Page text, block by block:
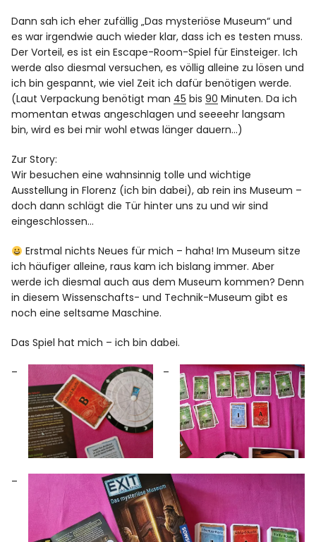
Dann sah ich eher zufällig „Das mysteriöse Museum“ und
es war irgendwie auch wieder klar, dass ich es testen muss.
Der Vorteil, es ist ein Escape-Room-Spiel für Einsteiger. Ich
werde also diesmal versuchen, es völlig alleine zu lösen und
ich bin gespannt, wie viel Zeit ich dafür benötigen werde.
(Laut Verpackung benötigt man 45 bis90 Minuten. Da ich
momentan etwas angeschlagen und seeeehr langsam
bin, wird es bei mir wohl etwas länger dauern…)
Zur Story:
Wir besuchen eine wahnsinnig tolle und wichtige
Ausstellung in Florenz (ich bin dabei), ab rein ins Museum –
doch dann schlägt die Tür hinter uns zu und wir sind
eingeschlossen…
Erstmal nichts Neues für mich – haha! Im Museum sitze
ich häufiger alleine, raus kam ich bislang immer. Aber
werde ich diesmal auch aus dem Museum kommen? Denn
in diesem Wissenschafts- und Technik-Museum gibt es
noch eine seltsame Maschine.
Das Spiel hat mich – ich bin dabei.